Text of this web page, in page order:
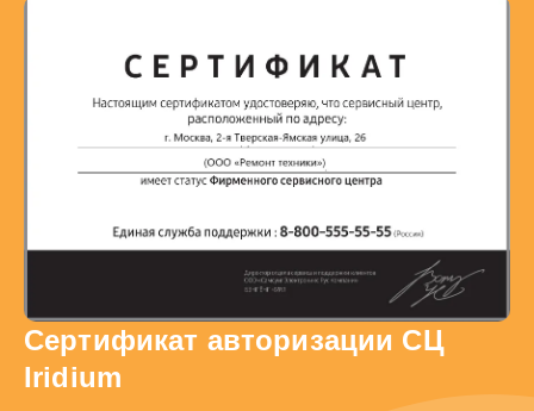
Сертификат авторизации СЦ
Iridium